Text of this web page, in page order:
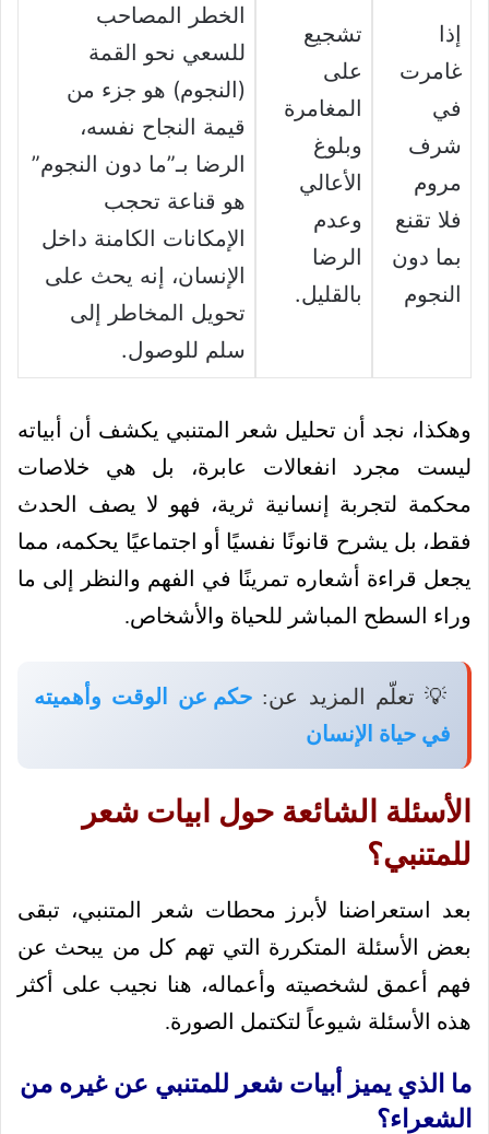
إذا
غامرت
في
شرف
مروم
فلا تقنع
بما دون
النجوم
تشجيع
على
المغامرة
وبلوغ
الأعالي
وعدم
الرضا
بالقليل.
الخطر المصاحب
للسعي نحو القمة
(النجوم) هو جزء من
قيمة النجاح نفسه،
الرضا بـ”ما دون النجوم”
هو قناعة تحجب
الإمكانات الكامنة داخل
الإنسان، إنه يحث على
تحويل المخاطر إلى
سلم للوصول.
وهكذا، نجد أن تحليل شعر المتنبي يكشف أن أبياته
ليست مجرد انفعالات عابرة، بل هي خلاصات
محكمة لتجربة إنسانية ثرية، فهو لا يصف الحدث
فقط، بل يشرح قانونًا نفسيًا أو اجتماعيًا يحكمه، مما
يجعل قراءة أشعاره تمرينًا في الفهم والنظر إلى ما
وراء السطح المباشر للحياة والأشخاص.
💡 تعلّم المزيد عن: حكم عن الوقت وأهميته
في حياة الإنسان
الأسئلة الشائعة حول ابيات شعر
للمتنبي؟
بعد استعراضنا لأبرز محطات شعر المتنبي، تبقى
بعض الأسئلة المتكررة التي تهم كل من يبحث عن
فهم أعمق لشخصيته وأعماله، هنا نجيب على أكثر
هذه الأسئلة شيوعاً لتكتمل الصورة.
ما الذي يميز أبيات شعر للمتنبي عن غيره من
الشعراء؟